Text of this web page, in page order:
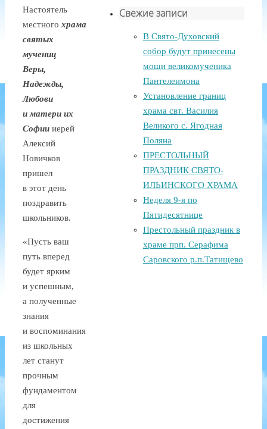
Настоятель
местного храма
святых
мучениц
Веры,
Надежды,
Любови
и матери их
Софии иерей
Алексий
Новичков
пришел
в этот день
поздравить
школьников.
«Пусть ваш
путь вперед
будет ярким
и успешным,
а полученные
знания
и воспоминания
из школьных
лет станут
прочным
фундаментом
для
достижения
Свежие записи
В Свято-Духовский
собор будут принесены
мощи великомученика
Пантелеимона
Установление границ
храма свт. Василия
Великого с. Ягодная
Поляна
ПРЕСТОЛЬНЫЙ
ПРАЗДНИК СВЯТО-
ИЛЬИНСКОГО ХРАМА
Неделя 9-я по
Пятидесятнице
Престольный праздник в
храме прп. Серафима
Саровского р.п.Татищево